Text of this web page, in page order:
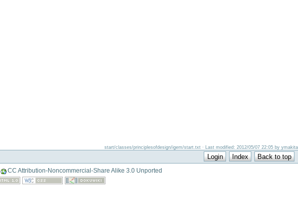
start/classes/principlesofdesign/igem/start.txt · Last modified: 2012/05/07 22:05 by ymakita
CC Attribution-Noncommercial-Share Alike 3.0 Unported